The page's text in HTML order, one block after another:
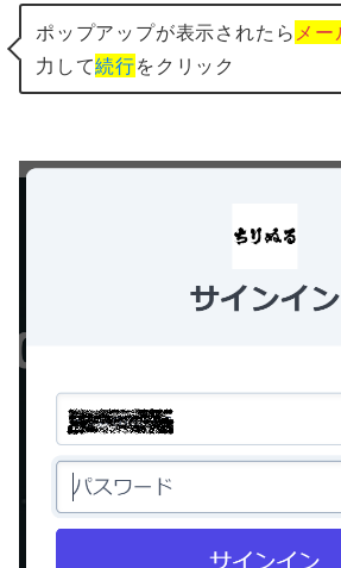
ポップアップが表示されたら メ
力して続行をクリック